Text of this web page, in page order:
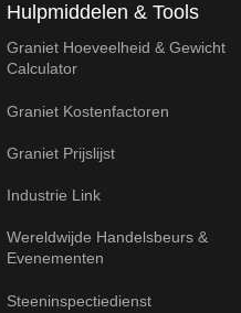
Hulpmiddelen & Tools
Graniet Hoeveelheid & Gewicht
Calculator
Graniet Kostenfactoren
Graniet Prijslijst
Industrie Link
Wereldwijde Handelsbeurs &
Evenementen
Steeninspectiedienst